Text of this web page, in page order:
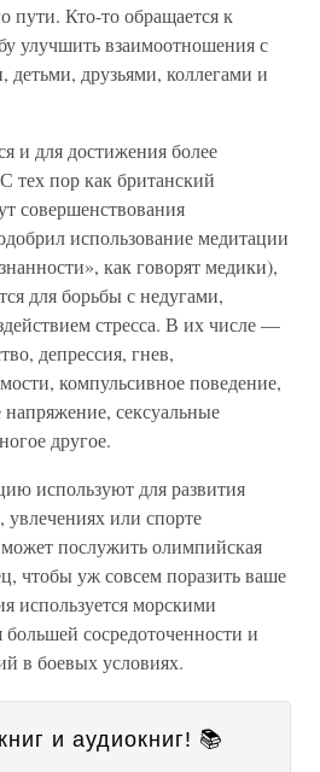
пути. Кто-то обращается к
улучшить взаимоотношения с
детьми, друзьями, коллегами и
и для достижения более
тех пор как британский
совершенствования
использование медитации
как говорят медики),
для борьбы с недугами,
стресса. В их числе —
депрессия, гнев,
компульсивное поведение,
сексуальные
другое.
используют для развития
увлечениях или спорте
послужить олимпийская
чтобы уж совсем поразить ваше
используется морскими
сосредоточенности и
в боевых условиях.
и аудиокниг! 📚